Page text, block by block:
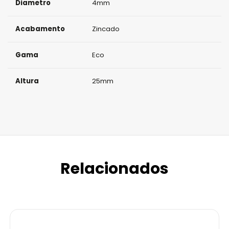
Diametro 4mm
Acabamento Zincado
Gama Eco
Altura 25mm
Relacionados